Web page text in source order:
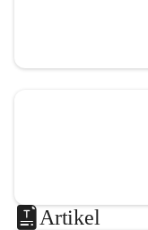
Artikel